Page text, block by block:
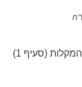
(סעיף 1)